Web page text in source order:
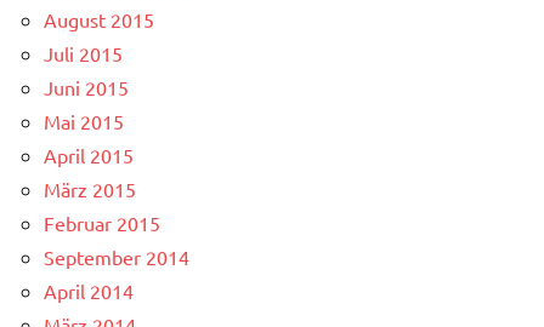
August 2015
Juli 2015
Juni 2015
Mai 2015
April 2015
März 2015
Februar 2015
September 2014
April 2014